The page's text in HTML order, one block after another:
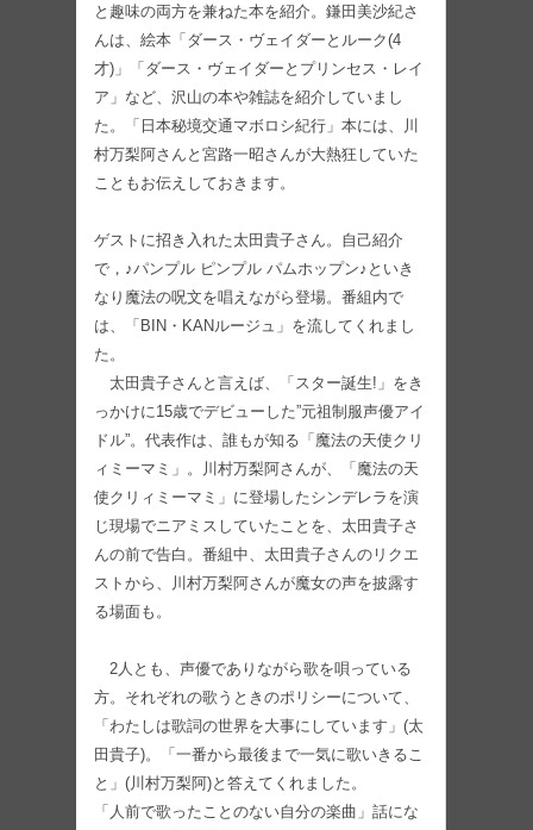
と趣味の両方を兼ねた本を紹介。鎌田美沙紀さ
んは、絵本「ダース・ヴェイダーとルーク(4
才)」「ダース・ヴェイダーとプリンセス・レイ
ア」など、沢山の本や雑誌を紹介していまし
た。「日本秘境交通マボロシ紀行」本には、川
村万梨阿さんと宮路一昭さんが大熱狂していた
こともお伝えしておきます。
ゲストに招き入れた太田貴子さん。自己紹介
で，♪パンプル ピンプル パムホップン♪といき
なり魔法の呪文を唱えながら登場。番組内で
は、「BIN・KANルージュ」を流してくれまし
た。
太田貴子さんと言えば、「スター誕生!」をき
っかけに15歳でデビューした”元祖制服声優アイ
ドル”。代表作は、誰もが知る「魔法の天使クリ
ィミーマミ」。川村万梨阿さんが、「魔法の天
使クリィミーマミ」に登場したシンデレラを演
じ現場でニアミスしていたことを、太田貴子さ
んの前で告白。番組中、太田貴子さんのリクエ
ストから、川村万梨阿さんが魔女の声を披露す
る場面も。
2人とも、声優でありながら歌を唄っている
方。それぞれの歌うときのポリシーについて、
「わたしは歌詞の世界を大事にしています」(太
田貴子)。「一番から最後まで一気に歌いきるこ
と」(川村万梨阿)と答えてくれました。
「人前で歌ったことのない自分の楽曲」話にな